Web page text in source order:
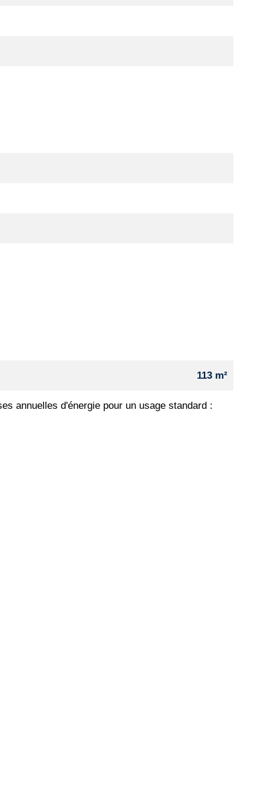
113 m²
annuelles d'énergie pour un usage standard :